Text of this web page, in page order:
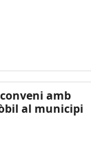
amb
al municipi